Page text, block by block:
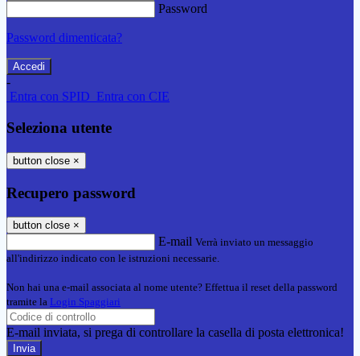
Password
Password dimenticata?
-
Entra con SPID Entra con CIE
Seleziona utente
button close ×
Recupero password
button close ×
E-mail Verrà inviato un messaggio
all'indirizzo indicato con le istruzioni necessarie.
Non hai una e-mail associata al nome utente? Effettua il reset della password
tramite la Login Spaggiari
E-mail inviata, si prega di controllare la casella di posta elettronica!